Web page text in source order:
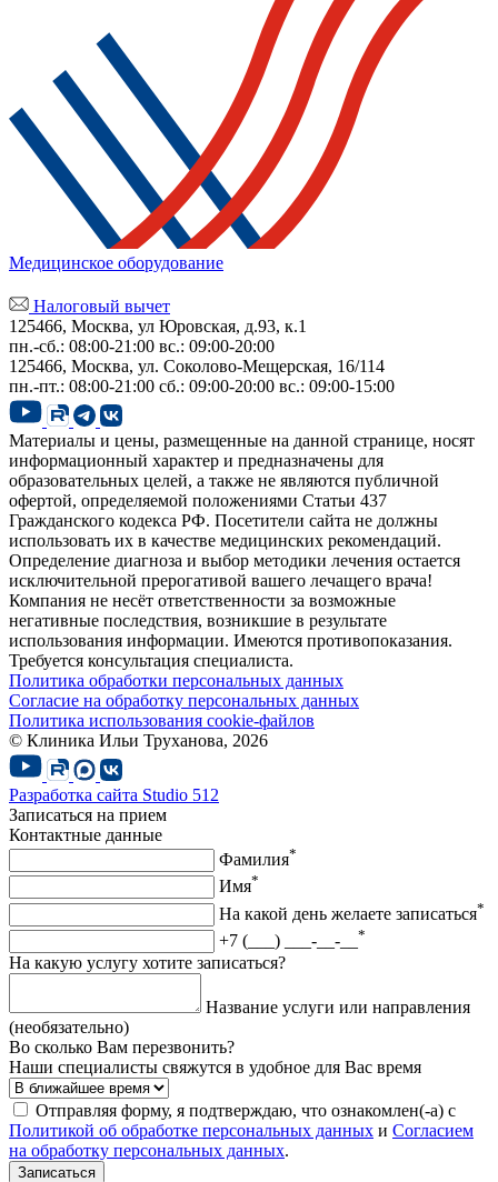
Медицинское оборудование
Налоговый вычет
125466, Москва, ул Юровская, д.93, к.1
пн.-сб.: 08:00-21:00 вс.: 09:00-20:00
125466, Москва, ул. Соколово-Мещерская, 16/114
пн.-пт.: 08:00-21:00 сб.: 09:00-20:00 вс.: 09:00-15:00
Материалы и цены, размещенные на данной странице, носят
информационный характер и предназначены для
образовательных целей, а также не являются публичной
офертой, определяемой положениями Статьи 437
Гражданского кодекса РФ. Посетители сайта не должны
использовать их в качестве медицинских рекомендаций.
Определение диагноза и выбор методики лечения остается
исключительной прерогативой вашего лечащего врача!
Компания не несёт ответственности за возможные
негативные последствия, возникшие в результате
использования информации. Имеются противопоказания.
Требуется консультация специалиста.
Политика обработки персональных данных
Согласие на обработку персональных данных
Политика использования cookie-файлов
© Клиника Ильи Труханова, 2026
Разработка сайта Studio 512
Записаться на прием
Контактные данные
Фамилия*
Имя*
На какой день желаете записаться*
+7 (___) ___-__-__ *
На какую услугу хотите записаться?
Название услуги или направления
(необязательно)
Во сколько Вам перезвонить?
Наши специалисты свяжутся в удобное для Вас время
Отправляя форму, я подтверждаю, что ознакомлен(-а) с
Политикой об обработке персональных данных и Согласием
на обработку персональных данных.
Записаться